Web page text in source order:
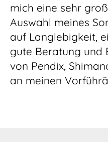
mich eine sehr
Auswahl meines
auf Langlebigkeit,
gute Beratung und
von Pendix,
an meinen